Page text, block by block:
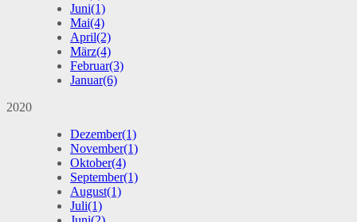
Juni(1)
Mai(4)
April(2)
März(4)
Februar(3)
Januar(6)
2020
Dezember(1)
November(1)
Oktober(4)
September(1)
August(1)
Juli(1)